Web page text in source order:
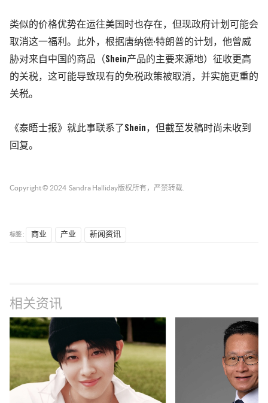
类似的价格优势在运往美国时也存在，但现政府计划可能会
取消这一福利。此外，根据唐纳德·特朗普的计划，他曾威
胁对来自中国的商品（Shein产品的主要来源地）征收更高
的关税，这可能导致现有的免税政策被取消，并实施更重的
关税。
《泰晤士报》就此事联系了Shein，但截至发稿时尚未收到
回复。
Copyright © 2024 Sandra Halliday版权所有，严禁转载.
标签 : 商业 产业 新闻资讯
相关资讯